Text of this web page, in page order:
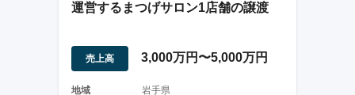
運営するまつげサロン1店舗の譲渡
売上高 3,000万円〜5,000万円
地域
岩手県